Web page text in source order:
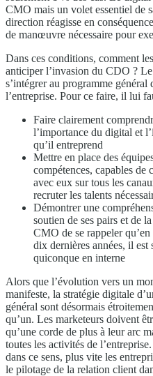
CMO mais un volet essentiel de
direction réagisse en
de manœuvre nécessaire pour
Dans ces conditions, comment
anticiper l’invasion du CDO ?
s’intégrer au programme
l’entreprise. Pour ce faire, il lui
Faire clairement
l’importance du digital et
qu’il entreprend
Mettre en place des
compétences, capables de
avec eux sur tous les
recruter les talents
Démontrer une
soutien de ses pairs et de
CMO de se rappeler
dix dernières années, il est
quiconque en interne
Alors que l’évolution vers un
manifeste, la stratégie digitale
général sont désormais
qu’un. Les marketeurs doivent
qu’une corde de plus à leur arc
toutes les activités de
dans ce sens, plus vite les
le pilotage de la relation client